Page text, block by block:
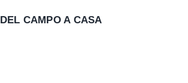
DEL CAMPO A CASA